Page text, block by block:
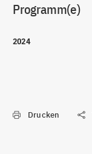
Programm(e)
2024
Drucken